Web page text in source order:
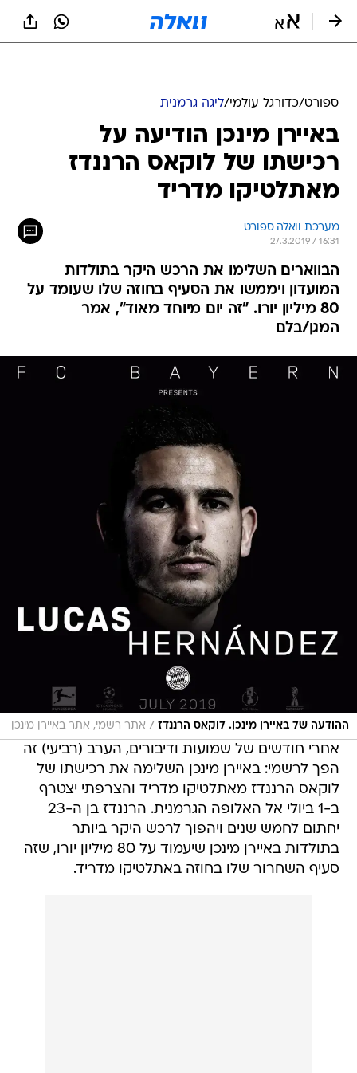
באיירן מינכן הודיעה על
רכישתו של לוקאס הרננדז
מאתלטיקו מדריד
מערכת וואלה ספורט
הבווארים השלימו את הרכש היקר בתולדות
80 מיליון יורו. "זה יום מיוחד מאוד", אמר
המגן/בלם
ההודעה של באיירן מינכן. לוקאס הרננדז אתר רשמי, אתר באיירן מינכן
אחרי חודשים של שמועות ודיבורים, הערב (רביעי) זה
הפך לרשמי: באיירן מינכן השלימה את רכישתו של
לוקאס הרננדז מאתלטיקו מדריד והצרפתי יצטרף
ב-1 ביולי אל האלופה הגרמנית. הרננדז בן ה-23
יחתום לחמש שנים ויהפוך לרכש היקר ביותר
בתולדות באיירן מינכן שיעמוד על 80 מיליון יורו, שזה
סעיף השחרור שלו בחוזה באתלטיקו מדריד.